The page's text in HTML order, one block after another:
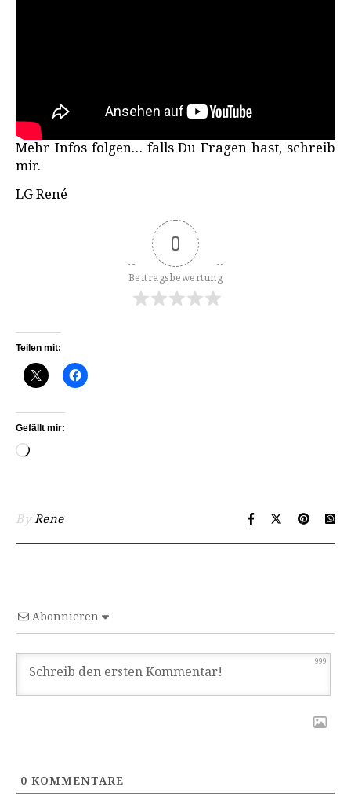
Mehr Infos folgen… falls Du Fragen hast, schreib
mir.
LG René
0
Beitragsbewertung
Teilen mit:
Gefällt mir:
Wird geladen …
ByRene
Abonnieren
999
0 KOMMENTARE